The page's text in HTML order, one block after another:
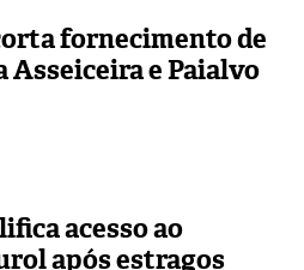
fornecimento de
e Paialvo
acesso ao
após estragos